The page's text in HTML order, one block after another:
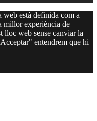
web està definida com a
millor experiència de
lloc web sense canviar la
entendrem que hi